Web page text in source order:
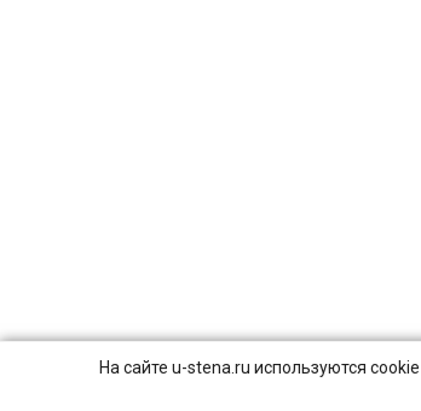
На сайте u-stena.ru используются